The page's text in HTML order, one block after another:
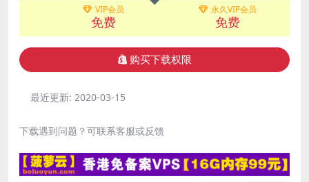
VIP会员
免费
永久VIP会员
免费
购买下载权限
最近更新: 2020-03-15
下载遇到问题？可联系客服或反馈